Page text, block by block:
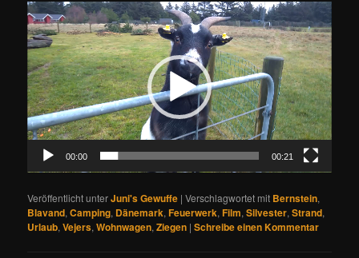
Video-
Player
00:00 00:21
Veröffentlicht unterJuni's Gewuffe |Verschlagwortet mit Bernstein,
Blavand,Camping, Dänemark,Feuerwerk,Film,Silvester,Strand,
Urlaub,Vejers,Wohnwagen,Ziegen |Schreibe einen Kommentar